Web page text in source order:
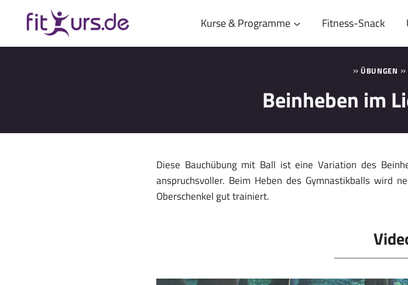
Kurse & Programme Fitness-Snack
» ÜBUNGEN »
Beinheben im
Diese Bauchübung mit Ball ist eine Variation des
anspruchsvoller. Beim Heben des Gymnastikballs wird
Oberschenkel gut trainiert.